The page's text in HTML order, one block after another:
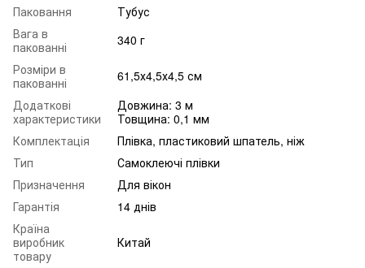
Паковання
Тубус
Вага в
пакованні
340 г
Розміри в
пакованні
61,5х4,5х4,5 см
Додаткові
характеристики
Довжина: 3 м
Товщина: 0,1 мм
Комплектація
Плівка, пластиковий шпатель, ніж
Тип
Самоклеючі плівки
Призначення
Для вікон
Гарантія
14 днів
Країна
виробник
товару
Китай